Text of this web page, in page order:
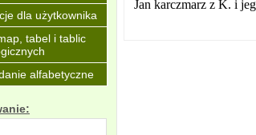
dla użytkownika
tabel i tablic
alfabetyczne
Jan karczmarz z K. i